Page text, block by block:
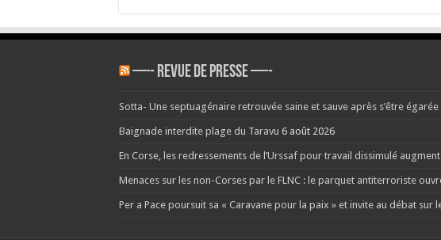
—- REVUE DE PRESSE —-
Sotta- Une septuagénaire retrouvée saine et sauve après s’être
Baignade interdite plage du Taravu 6 août 2026
En Corse, les redressements de l’Urssaf pour travail dissimulé
Menaces sur les non-Corses par le FLNC : le parquet antiterroriste
Per a Pace poursuit sa « Caravane pour la paix » et invite au débat sur